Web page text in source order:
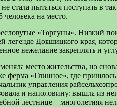
стала пытаться поступать
на место.
«Торгуны». Низкий
легенде Докшицкого края,
нежелание закреплять и
место жительства, но
«Глинное», где
управления
и наполовину: вышла из
лестнице – многолетняя